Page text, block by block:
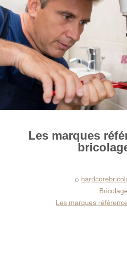
Les marques
Bricolage
Les marques